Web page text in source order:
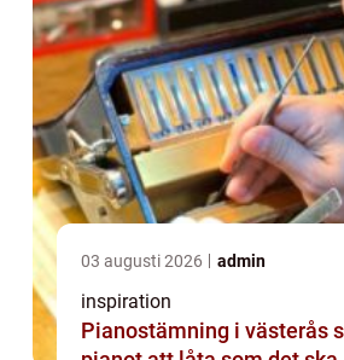
03 augusti 2026 admin
inspiration
Pianostämning i västerås så får du